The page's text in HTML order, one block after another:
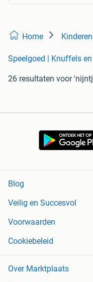
Home
Speelgoed | Knuffels
26 resultaten voor
Blog
Veilig en Succesvol
Voorwaarden
Cookiebeleid
Over Marktplaats